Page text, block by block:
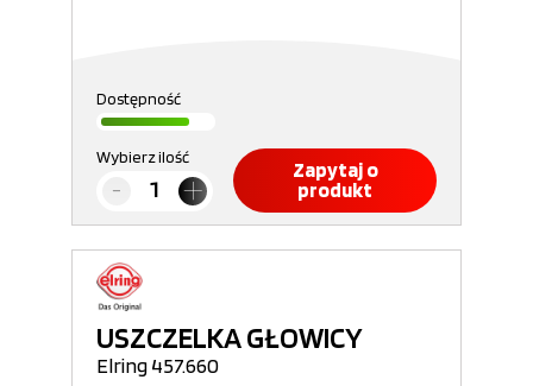
Dostępność
Wybierz ilość
Zapytaj o
produkt
USZCZELKA GŁOWICY
Elring 457.660